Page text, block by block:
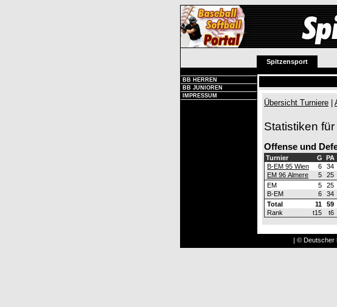
Spitzensport
BB HERREN
BB JUNIOREN
IMPRESSUM
Übersicht Turniere
Statistiken für
Offense und
Turnier G PA
B-EM 95 Wien
6 34
EM 96 Almere
5 25
EM
5 25
B-EM
6 34
Total
11 59
Rank
t15 t6
| © Deutscher